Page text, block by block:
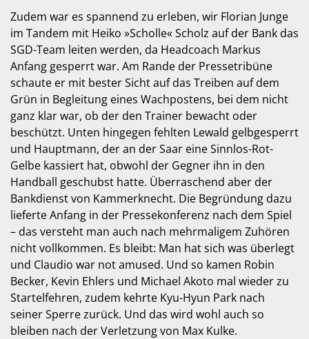
Zudem war es spannend zu erleben, wir Florian Junge
im Tandem mit Heiko »Scholle« Scholz auf der Bank das
SGD-Team leiten werden, da Headcoach Markus
Anfang gesperrt war. Am Rande der Pressetribüne
schaute er mit bester Sicht auf das Treiben auf dem
Grün in Begleitung eines Wachpostens, bei dem nicht
ganz klar war, ob der den Trainer bewacht oder
beschützt. Unten hingegen fehlten Lewald gelbgesperrt
und Hauptmann, der an der Saar eine Sinnlos-Rot-
Gelbe kassiert hat, obwohl der Gegner ihn in den
Handball geschubst hatte. Überraschend aber der
Bankdienst von Kammerknecht. Die Begründung dazu
lieferte Anfang in der Pressekonferenz nach dem Spiel
– das versteht man auch nach mehrmaligem Zuhören
nicht vollkommen. Es bleibt: Man hat sich was überlegt
und Claudio war not amused. Und so kamen Robin
Becker, Kevin Ehlers und Michael Akoto mal wieder zu
Startelfehren, zudem kehrte Kyu-Hyun Park nach
seiner Sperre zurück. Und das wird wohl auch so
bleiben nach der Verletzung von Max Kulke.